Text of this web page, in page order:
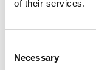
of their services.
Selection
Necessary
lapsilähtöisyyteen
aktiivisena
kasvuympäristön.
liittyvät huoltajien